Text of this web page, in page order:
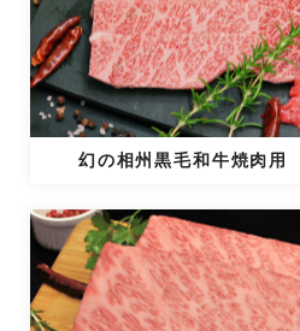
幻の相州黒毛和牛焼肉用